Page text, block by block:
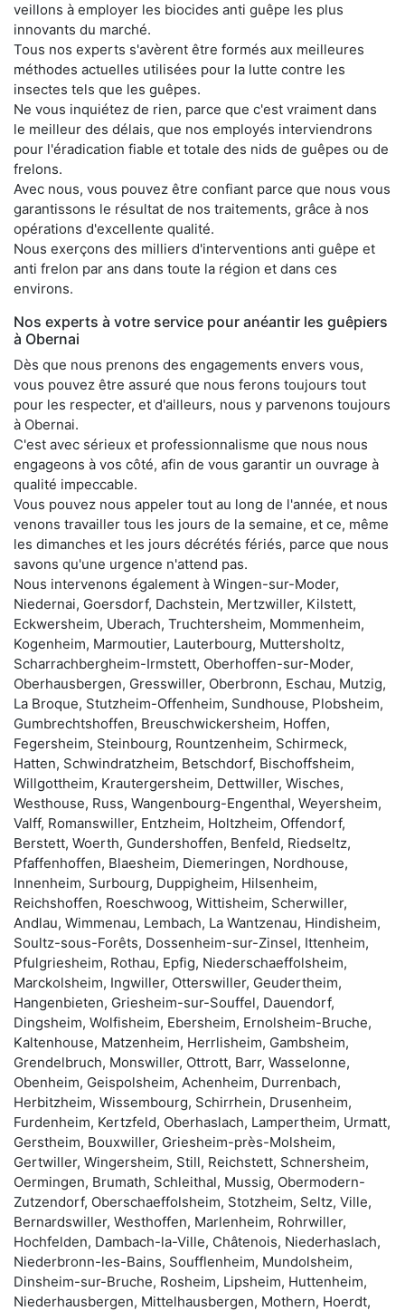
veillons à employer les biocides anti guêpe les plus
innovants du marché.
Tous nos experts s'avèrent être formés aux meilleures
méthodes actuelles utilisées pour la lutte contre les
insectes tels que les guêpes.
Ne vous inquiétez de rien, parce que c'est vraiment dans
le meilleur des délais, que nos employés interviendrons
pour l'éradication fiable et totale des nids de guêpes ou de
frelons.
Avec nous, vous pouvez être confiant parce que nous vous
garantissons le résultat de nos traitements, grâce à nos
opérations d'excellente qualité.
Nous exerçons des milliers d'interventions anti guêpe et
anti frelon par ans dans toute la région et dans ces
environs.
Nos experts à votre service pour anéantir les guêpiers
à Obernai
Dès que nous prenons des engagements envers vous,
vous pouvez être assuré que nous ferons toujours tout
pour les respecter, et d'ailleurs, nous y parvenons toujours
à Obernai.
C'est avec sérieux et professionnalisme que nous nous
engageons à vos côté, afin de vous garantir un ouvrage à
qualité impeccable.
Vous pouvez nous appeler tout au long de l'année, et nous
venons travailler tous les jours de la semaine, et ce, même
les dimanches et les jours décrétés fériés, parce que nous
savons qu'une urgence n'attend pas.
Nous intervenons également à Wingen-sur-Moder,
Niedernai, Goersdorf, Dachstein, Mertzwiller, Kilstett,
Eckwersheim, Uberach, Truchtersheim, Mommenheim,
Kogenheim, Marmoutier, Lauterbourg, Muttersholtz,
Scharrachbergheim-Irmstett, Oberhoffen-sur-Moder,
Oberhausbergen, Gresswiller, Oberbronn, Eschau, Mutzig,
La Broque, Stutzheim-Offenheim, Sundhouse, Plobsheim,
Gumbrechtshoffen, Breuschwickersheim, Hoffen,
Fegersheim, Steinbourg, Rountzenheim, Schirmeck,
Hatten, Schwindratzheim, Betschdorf, Bischoffsheim,
Willgottheim, Krautergersheim, Dettwiller, Wisches,
Westhouse, Russ, Wangenbourg-Engenthal, Weyersheim,
Valff, Romanswiller, Entzheim, Holtzheim, Offendorf,
Berstett, Woerth, Gundershoffen, Benfeld, Riedseltz,
Pfaffenhoffen, Blaesheim, Diemeringen, Nordhouse,
Innenheim, Surbourg, Duppigheim, Hilsenheim,
Reichshoffen, Roeschwoog, Wittisheim, Scherwiller,
Andlau, Wimmenau, Lembach, La Wantzenau, Hindisheim,
Soultz-sous-Forêts, Dossenheim-sur-Zinsel, Ittenheim,
Pfulgriesheim, Rothau, Epfig, Niederschaeffolsheim,
Marckolsheim, Ingwiller, Otterswiller, Geudertheim,
Hangenbieten, Griesheim-sur-Souffel, Dauendorf,
Dingsheim, Wolfisheim, Ebersheim, Ernolsheim-Bruche,
Kaltenhouse, Matzenheim, Herrlisheim, Gambsheim,
Grendelbruch, Monswiller, Ottrott, Barr, Wasselonne,
Obenheim, Geispolsheim, Achenheim, Durrenbach,
Herbitzheim, Wissembourg, Schirrhein, Drusenheim,
Furdenheim, Kertzfeld, Oberhaslach, Lampertheim, Urmatt,
Gerstheim, Bouxwiller, Griesheim-près-Molsheim,
Gertwiller, Wingersheim, Still, Reichstett, Schnersheim,
Oermingen, Brumath, Schleithal, Mussig, Obermodern-
Zutzendorf, Oberschaeffolsheim, Stotzheim, Seltz, Ville,
Bernardswiller, Westhoffen, Marlenheim, Rohrwiller,
Hochfelden, Dambach-la-Ville, Châtenois, Niederhaslach,
Niederbronn-les-Bains, Soufflenheim, Mundolsheim,
Dinsheim-sur-Bruche, Rosheim, Lipsheim, Huttenheim,
Niederhausbergen, Mittelhausbergen, Mothern, Hoerdt,